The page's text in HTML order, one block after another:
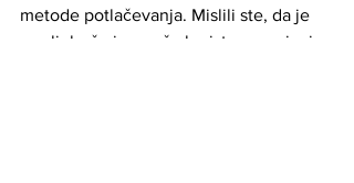
metode potlačevanja. Mislili ste, da je
vse ljubeče in v vašo korist, pa spajanje